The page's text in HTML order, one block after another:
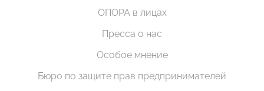
ОПОРА в лицах
Пресса о нас
Особое мнение
Бюро по защите прав предпринимателей